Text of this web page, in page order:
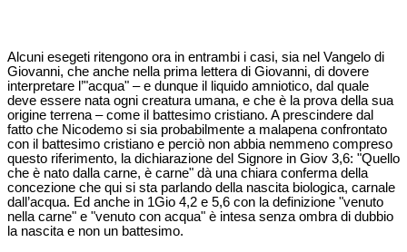
Alcuni esegeti ritengono ora in entrambi i casi, sia nel Vangelo di
Giovanni, che anche nella prima lettera di Giovanni, di dovere
interpretare l’"acqua" – e dunque il liquido amniotico, dal quale
deve essere nata ogni creatura umana, e che è la prova della sua
origine terrena – come il battesimo cristiano. A prescindere dal
fatto che Nicodemo si sia probabilmente a malapena confrontato
con il battesimo cristiano e perciò non abbia nemmeno compreso
questo riferimento, la dichiarazione del Signore in Giov 3,6: "Quello
che è nato dalla carne, è carne" dà una chiara conferma della
concezione che qui si sta parlando della nascita biologica, carnale
dall’acqua. Ed anche in 1Gio 4,2 e 5,6 con la definizione "venuto
nella carne" e "venuto con acqua" è intesa senza ombra di dubbio
la nascita e non un battesimo.